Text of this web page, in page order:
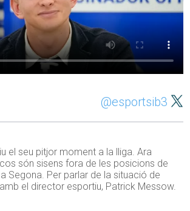
@esportsib3
el seu pitjor moment a la lliga. Ara
són sisens fora de les posicions de
Segona. Per parlar de la situació de
el director esportiu, Patrick Messow.